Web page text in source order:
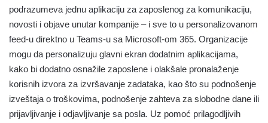
podrazumeva jednu aplikaciju za zaposlenog za komunikaciju,
novosti i objave unutar kompanije – i sve to u personalizovanom
feed-u direktno u Teams-u sa Microsoft-om 365. Organizacije
mogu da personalizuju glavni ekran dodatnim aplikacijama,
kako bi dodatno osnažile zaposlene i olakšale pronalaženje
korisnih izvora za izvršavanje zadataka, kao što su podnošenje
izveštaja o troškovima, podnošenje zahteva za slobodne dane ili
prijavljivanje i odjavljivanje sa posla. Uz pomoć prilagodljivih